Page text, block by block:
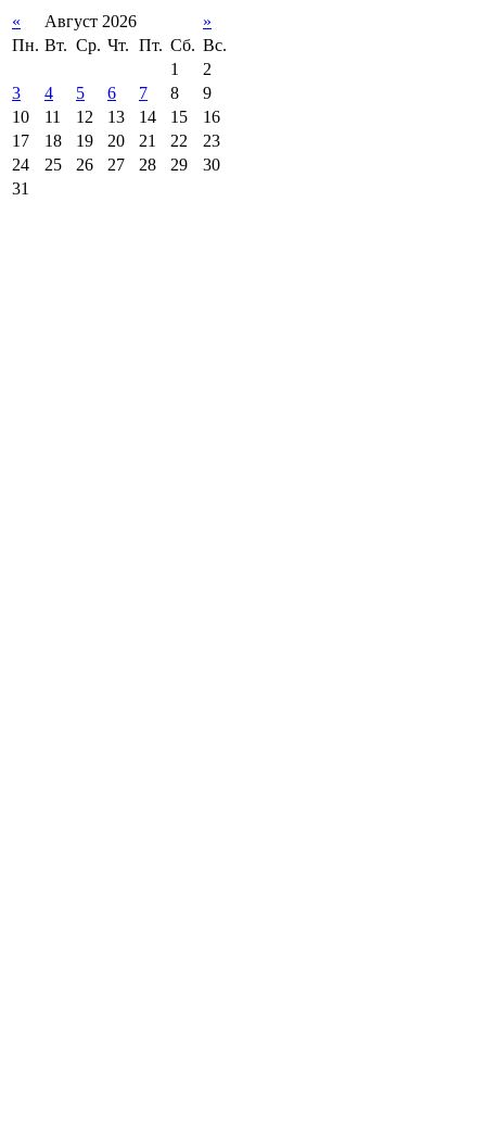
« Август 2026
»
Пн. Вт. Ср. Чт. Пт. Сб. Вс.
1
2
3
4 5 6 7 8
9
10
11 12 13 14 15
16
17
18 19 20 21 22
23
24
25 26 27 28 29
30
31